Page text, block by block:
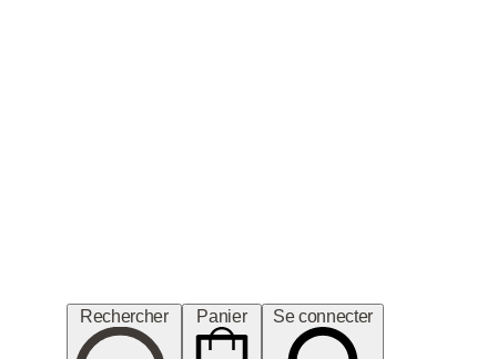
Rechercher Panier Se connecter